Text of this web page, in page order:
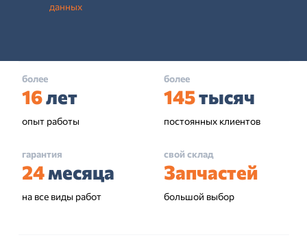
данных
более
16лет
опыт работы
более
145тысяч
постоянных клиентов
гарантия
24месяца
на все виды работ
свой склад
Запчастей
большой выбор